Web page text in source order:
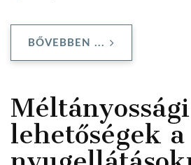
BŐVEBBEN ...
Méltányossági
lehetőségek a